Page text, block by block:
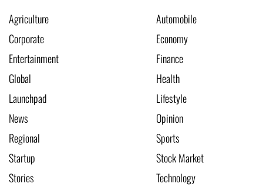
Agriculture
Automobile
Corporate
Economy
Entertainment
Finance
Global
Health
Launchpad
Lifestyle
News
Opinion
Regional
Sports
Startup
Stock Market
Stories
Technology